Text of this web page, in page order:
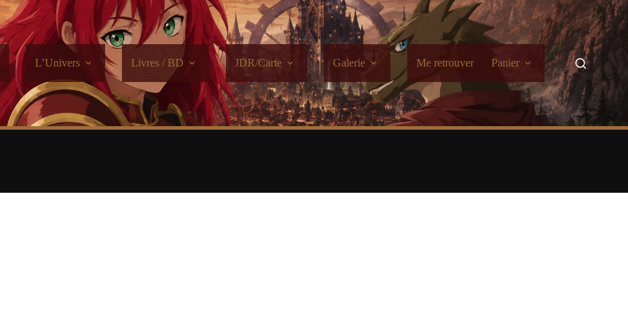
L’Univers Livres / BD JDR/Carte Galerie Me retrouver Panier